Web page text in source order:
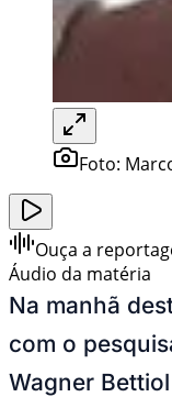
Foto:
Ouça a
Áudio da matéria
Na manhã
com o
Wagner